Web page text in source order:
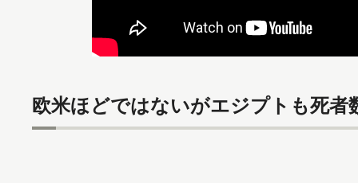
欧米ほどではないがエジプトも死者